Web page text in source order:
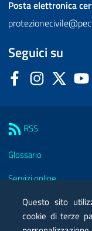
Posta elettronica
Seguici su
FacebookInstagram
Twitter
RSS
Glossario
Servizi online
Moduli
Posta elettronica
Questo sito
cookie di terze